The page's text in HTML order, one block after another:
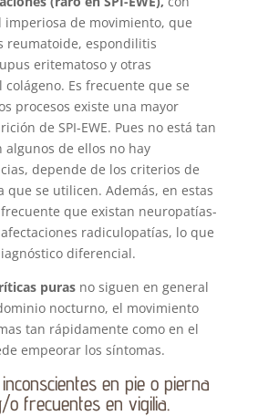
imperiosa de movimiento, que
reumatoide, espondilitis
eritematoso y otras
Es frecuente que se
procesos existe una mayor
de SPI-EWE. Pues no está tan
algunos de ellos no hay
depende de los criterios de
que se utilicen. Además, en estas
que existan neuropatías-
radiculopatías, lo que
diferencial.
puras no siguen en general
nocturno, el movimiento
tan rápidamente como en el
empeorar los síntomas.
en pie o pierna
frecuentes en vigilia.